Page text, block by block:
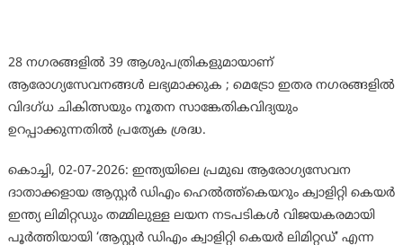
28 നഗരങ്ങളിൽ 39 ആശുപത്രികളുമായാണ്
ആരോഗ്യസേവനങ്ങൾ ലഭ്യമാക്കുക ; മെട്രോ ഇതര നഗരങ്ങളിൽ
വിദഗ്ധ ചികിത്സയും നൂതന സാങ്കേതികവിദ്യയും
ഉറപ്പാക്കുന്നതിൽ പ്രത്യേക ശ്രദ്ധ.
കൊച്ചി, 02-07-2026: ഇന്ത്യയിലെ പ്രമുഖ ആരോഗ്യസേവന
ദാതാക്കളായ ആസ്റ്റർ ഡിഎം ഹെൽത്ത്‌കെയറും ക്വാളിറ്റി കെയർ
ഇന്ത്യ ലിമിറ്റഡും തമ്മിലുള്ള ലയന നടപടികൾ വിജയകരമായി
പൂർത്തിയായി ‘ആസ്റ്റർ ഡിഎം ക്വാളിറ്റി കെയർ ലിമിറ്റഡ്’ എന്ന